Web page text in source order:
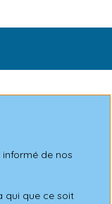
de nos
qui que ce soit